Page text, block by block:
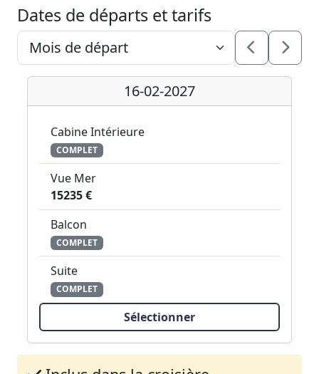
Dates de départs et tarifs
16-02-2027
Cabine Intérieure
COMPLET
Vue Mer
15235 €
Balcon
COMPLET
Suite
COMPLET
Sélectionner